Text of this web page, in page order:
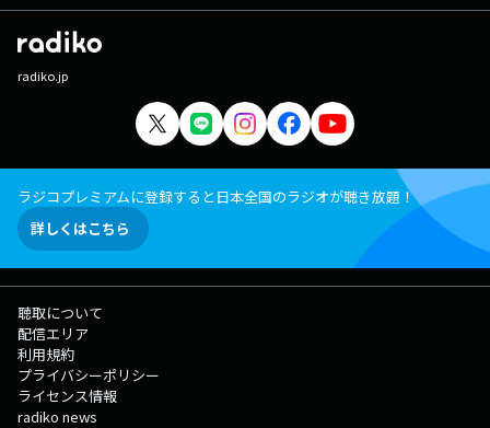
radiko.jp
ラジコプレミアムに登録すると日本全国のラジオが聴き放題！
詳しくはこちら
聴取について
配信エリア
利用規約
プライバシーポリシー
ライセンス情報
radiko news